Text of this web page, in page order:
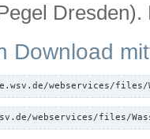
Download
webservices/files/
webservices/files/